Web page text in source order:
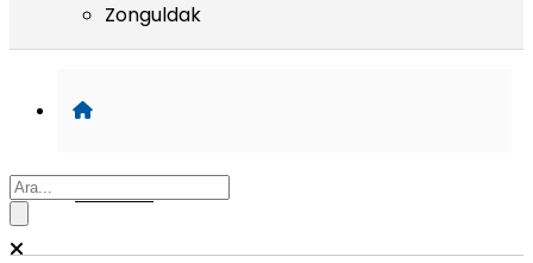
Zonguldak
GÜNDEM